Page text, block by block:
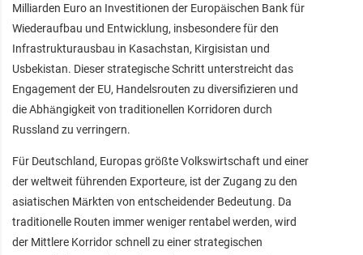
Milliarden Euro an Investitionen der Europäischen Bank für
Wiederaufbau und Entwicklung, insbesondere für den
Infrastrukturausbau in Kasachstan, Kirgisistan und
Usbekistan. Dieser strategische Schritt unterstreicht das
Engagement der EU, Handelsrouten zu diversifizieren und
die Abhängigkeit von traditionellen Korridoren durch
Russland zu verringern.
Für Deutschland, Europas größte Volkswirtschaft und einer
der weltweit führenden Exporteure, ist der Zugang zu den
asiatischen Märkten von entscheidender Bedeutung. Da
traditionelle Routen immer weniger rentabel werden, wird
der Mittlere Korridor schnell zu einer strategischen